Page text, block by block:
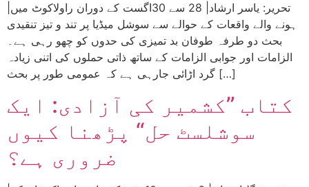
ہونے والے واقعات کے حوالے سے سوشل میڈیا پر تند و تیز تنقیدی
بحث دو طرفہ طوفان بد تمیزی کی حدوں کو چھو رہی ہے۔
الزامات اور جوابی الزامات کے ساتھ ذاتی حملوں کی اتنی زیادہ
گرد اڑائی جارہی ہے کہ عمومی طور پر بحث […]
کتاب ”کشمیر کی آزادی: ایک
سوشلسٹ حل“ پڑھنا کیوں
ضروری ہے؟